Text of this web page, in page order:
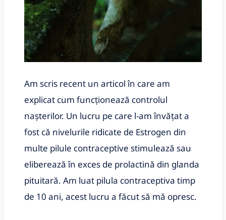
Am scris recent un articol în care am
explicat cum funcționează controlul
nașterilor. Un lucru pe care l-am învățat a
fost că nivelurile ridicate de Estrogen din
multe pilule contraceptive stimulează sau
eliberează în exces de prolactină din glanda
pituitară. Am luat pilula contraceptiva timp
de 10 ani, acest lucru a făcut să mă opresc.